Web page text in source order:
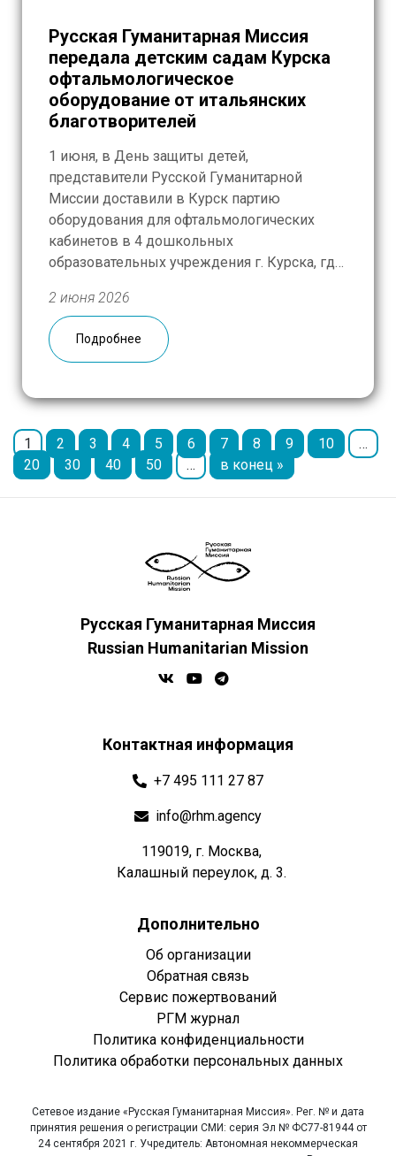
Русская Гуманитарная Миссия
передала детским садам Курска
офтальмологическое
оборудование от итальянских
благотворителей
1 июня, в День защиты детей,
представители Русской Гуманитарной
Миссии доставили в Курск партию
оборудования для офтальмологических
кабинетов в 4 дошкольных
образовательных учреждения г. Курска, где
детей с нарушениями зрения. Средства на
приобретение современной техники были
собраны итальянскими благотворителями –
2 июня 2026
Подробнее
1 2 3 4 5 6 7 8 9 10
…
20
30 40 50 … в конец »
Русская Гуманитарная Миссия
Russian Humanitarian Mission
Контактная информация
+7 495 111 27 87
info@rhm.agency
119019, г. Москва,
Калашный переулок, д. 3.
Дополнительно
Об организации
Обратная связь
Сервис пожертвований
РГМ журнал
Политика конфиденциальности
Политика обработки персональных данных
Сетевое издание «Русская Гуманитарная Миссия». Рег. № и дата
принятия решения о регистрации СМИ: серия Эл № ФС77-81944 от
24 сентября 2021 г. Учредитель: Автономная некоммерческая